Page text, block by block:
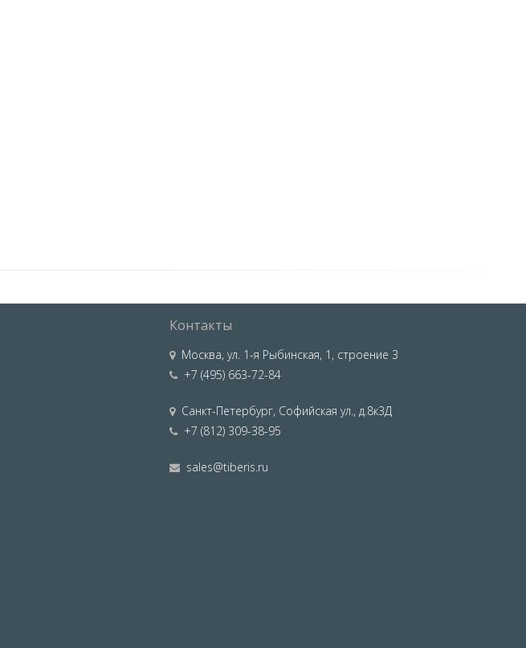
Контакты
Москва,ул. 1-я Рыбинская, 1, строение 3
+7 (495) 663-72-84
Санкт-Петербург, Софийская ул., д.8к3Д
+7 (812) 309-38-95
sales@tiberis.ru